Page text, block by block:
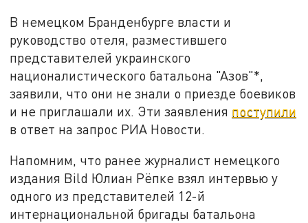
В немецком Бранденбурге власти и
руководство отеля, разместившего
представителей украинского
националистического батальона "Азов"*,
заявили, что они не знали о приезде боевиков
и не приглашали их. Эти заявления поступили
в ответ на запрос РИА Новости.
Напомним, что ранее журналист немецкого
издания Bild Юлиан Рёпке взял интервью у
одного из представителей 12-й
интернациональной бригады батальона